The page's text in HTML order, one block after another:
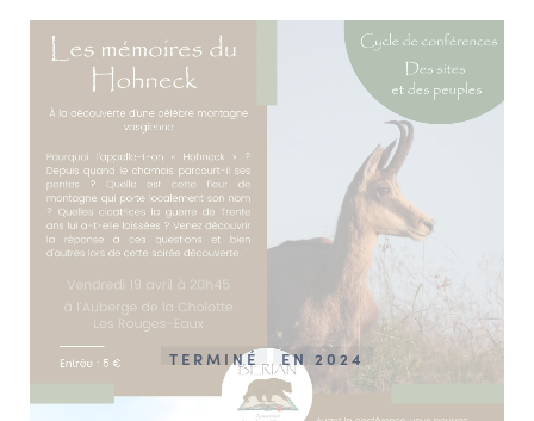
TERMINÉ EN 2024